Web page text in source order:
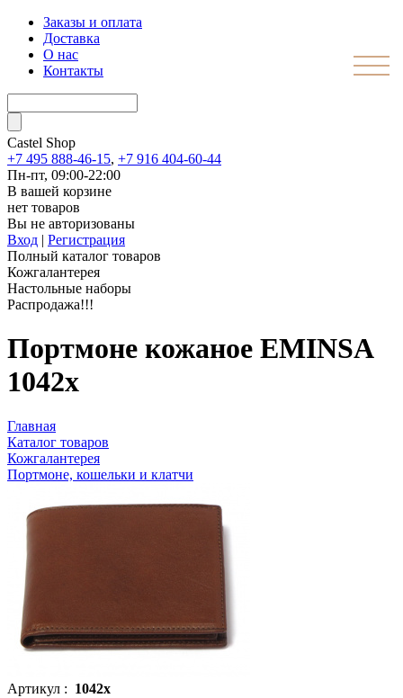
Заказы и оплата
Доставка
О нас
Контакты
Castel Shop
+7 495 888-46-15, +7 916 404-60-44
Пн-пт, 09:00-22:00
В вашей корзине
нет товаров
Вы не авторизованы
Вход | Регистрация
Полный каталог товаров
Кожгалантерея
Настольные наборы
Распродажа!!!
Портмоне кожаное EMINSA
1042x
Главная
Каталог товаров
Кожгалантерея
Портмоне, кошельки и клатчи
Артикул : 1042x